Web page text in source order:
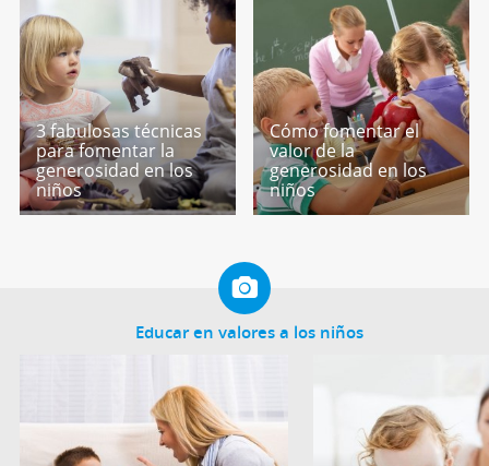
3 fabulosas técnicas
para fomentar la
generosidad en los
niños
Cómo fomentar el
valor de la
generosidad en los
niños
Educar en valores a los niños